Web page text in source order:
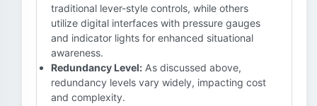
traditional lever-style controls, while others
utilize digital interfaces with pressure gauges
and indicator lights for enhanced situational
awareness.
Redundancy Level: As discussed above,
redundancy levels vary widely, impacting cost
and complexity.